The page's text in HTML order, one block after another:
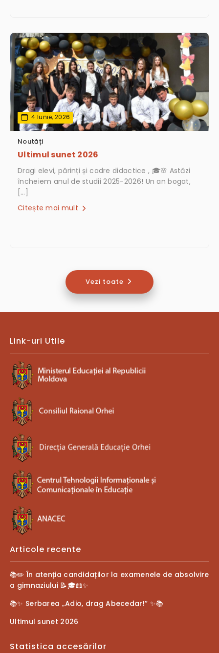
4 Iunie, 2026
Noutăți
Ultimul sunet 2026
Dragi elevi, părinți și cadre didactice , 🎓🌸 Astăzi
încheiem anul de studii 2025-2026! Un an bogat,
[…]
Citește mai mult
Vezi toate
Link-uri Utile
Articole recente
📚✏️ În atenția candidaților la examenele de absolvire
a gimnaziului 📝🎓📖✨
📚✨ Serbarea „Adio, drag Abecedar!” ✨📚
Ultimul sunet 2026
Statistica accesărilor